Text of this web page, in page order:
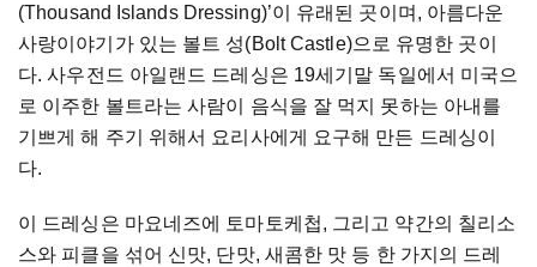
(Thousand Islands Dressing)’이 유래된 곳이며 , 아름다운
사랑이야기가 있는 볼트 성(Bolt Castle)으로 유명한 곳이
다.사우전드 아일랜드 드레싱은 19세기말 독일에서 미국으
로 이주한 볼트라는 사람이 음식을 잘 먹지 못하는 아내를
기쁘게 해 주기 위해서 요리사에게 요구해 만든 드레싱이
다.
이 드레싱은 마요네즈에 토마토케첩, 그리고 약간의 칠리소
스와 피클을 섞어 신맛, 단맛, 새콤한 맛 등 한 가지의 드레